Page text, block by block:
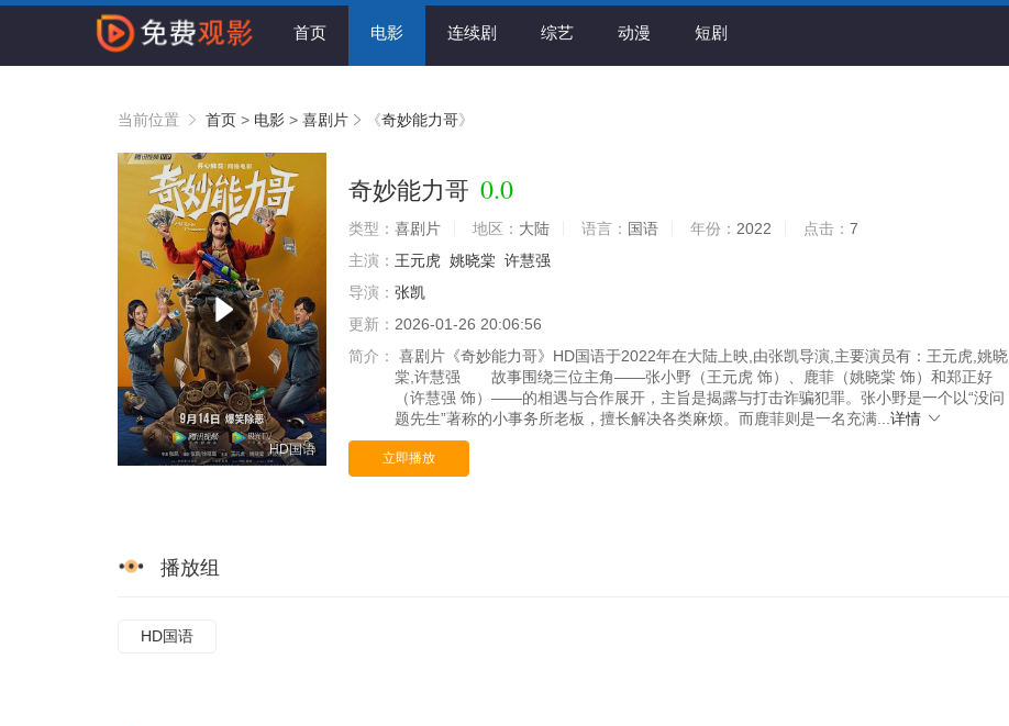
首页 电影 连续剧 综艺 动漫 短剧
当前位置 首页 > 电影 > 喜剧片 《奇妙能力哥》
HD国语
奇妙能力哥 0.0
类型： 喜剧片 地区： 大陆 语言： 国语 年份： 2022 点击： 7
主演： 王元虎 姚晓棠 许慧强
导演： 张凯
更新： 2026-01-26 20:06:56
简介：
喜剧片《奇妙能力哥》HD国语于2022年在大陆上映,由张凯导演,主要演员有：王元虎,姚晓
棠,许慧强 故事围绕三位主角——张小野（王元虎 饰）、鹿菲（姚晓棠 饰）和郑正好
（许慧强 饰）——的相遇与合作展开，主旨是揭露与打击诈骗犯罪。张小野是一个以“没问
题先生”著称的小事务所老板，擅长解决各类麻烦。而鹿菲则是一名充满... 详情
立即播放
播放组
HD国语